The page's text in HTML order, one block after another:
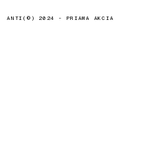
ANTI(©) 2024 - PRIAMA AKCIA